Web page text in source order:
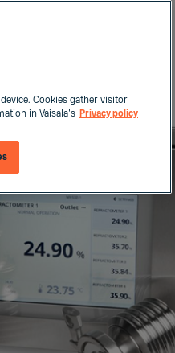
Cookies gather visitor
in Vaisala's Privacy policy